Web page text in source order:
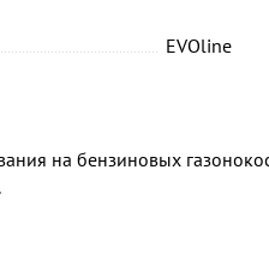
EVOline
на бензиновых